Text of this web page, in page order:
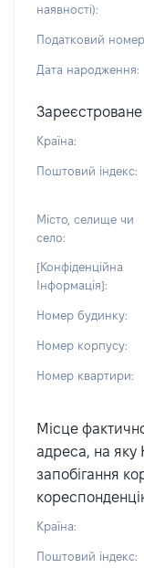
наявності):
Податковий
Дата народження:
Країна:
Поштовий індекс:
Місто, селище чи
село:
[Конфіденційна
Інформація]:
Номер будинку:
Номер корпусу:
Номер квартири:
Місце
адреса, на яку
запобігання
Країна:
Поштовий індекс: